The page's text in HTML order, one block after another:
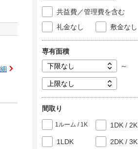
共益費／管理費を含む
礼金なし
敷金なし
専有面積
～
間取り
1ルーム / 1K 1DK / 2K
1LDK 2DK / 3K